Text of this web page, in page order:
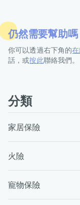
仍然需要幫助嗎
你可以透過右下角的
話，或按此聯絡我們。
分類
家居保險
火險
寵物保險